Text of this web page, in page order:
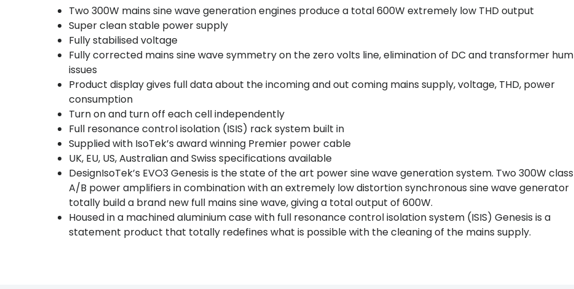
Two 300W mains sine wave generation engines produce a total 600W extremely low THD output
Super clean stable power supply
Fully stabilised voltage
Fully corrected mains sine wave symmetry on the zero volts line, elimination of DC and transformer hum
issues
Product display gives full data about the incoming and out coming mains supply, voltage, THD, power
consumption
Turn on and turn off each cell independently
Full resonance control isolation (ISIS) rack system built in
Supplied with IsoTek’s award winning Premier power cable
UK, EU, US, Australian and Swiss specifications available
DesignIsoTek’s EVO3 Genesis is the state of the art power sine wave generation system. Two 300W class
A/B power amplifiers in combination with an extremely low distortion synchronous sine wave generator
totally build a brand new full mains sine wave, giving a total output of 600W.
Housed in a machined aluminium case with full resonance control isolation system (ISIS) Genesis is a
statement product that totally redefines what is possible with the cleaning of the mains supply.